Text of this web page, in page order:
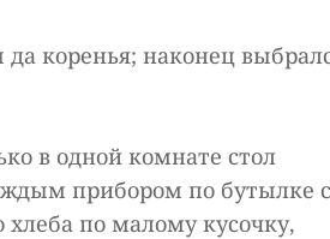
коренья; наконец
в одной комнате стол
прибором по бутылке с
по малому кусочку,